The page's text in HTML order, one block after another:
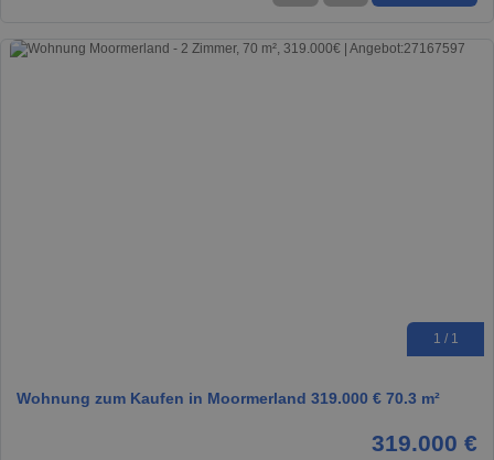
1 / 1
Wohnung zum Kaufen in Moormerland 319.000 € 70.3 m²
319.000 €